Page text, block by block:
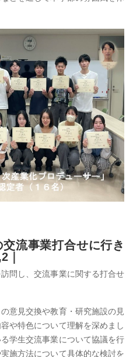
流事業打合せに行き
｜
問し、交流事業に関する打合せ
意見交換や教育・研究施設の見
や特色について理解を深めまし
学生交流事業について協議を行
施方法について具体的な検討を